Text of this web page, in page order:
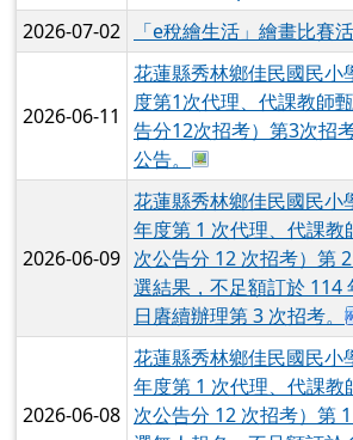
上中區域內容
☆ 佳民公告
文章標題
2026-07-08 活動
東華大學舉辦「
FUN一夏科普營」
115年6月會計月報 於
中華電信「2026FunPark
獎─數位繪本徵選與創意
賽」
於彈跳視窗觀看